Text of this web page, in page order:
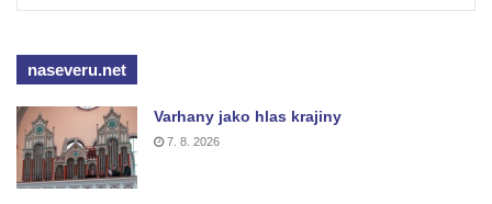
Kříž u domu čp. 3 v Chrámcích
Údajný kříž na návsi v Kozlech
Centrální kříž hřbitova v Kozlech
Kříž východně od Oparna u cesty na Lovoš
naseveru.net
Varhany jako hlas krajiny
7. 8. 2026